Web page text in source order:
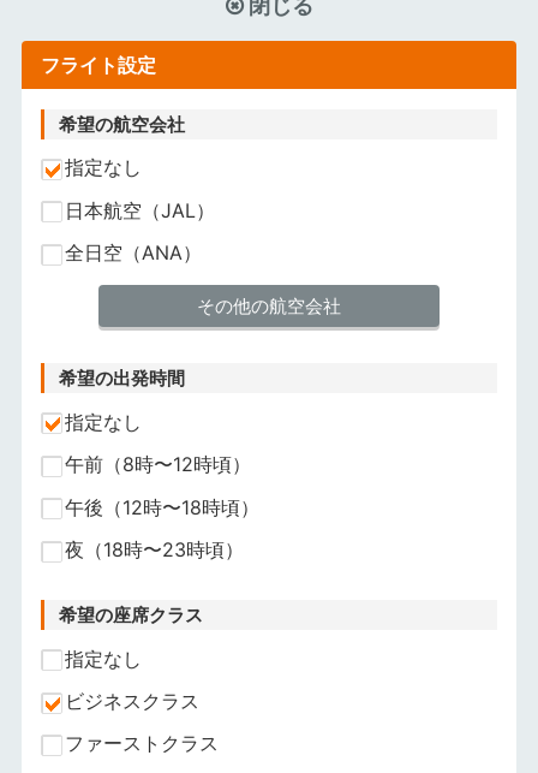
閉じる
フライト設定
希望の航空会社
指定なし
日本航空（JAL）
全日空（ANA）
その他の航空会社
希望の出発時間
指定なし
午前（8時〜12時頃）
午後（12時〜18時頃）
夜（18時〜23時頃）
希望の座席クラス
指定なし
ビジネスクラス
ファーストクラス